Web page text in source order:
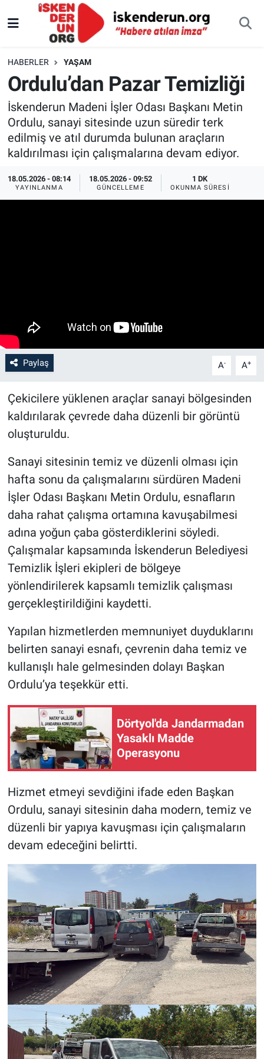
HABERLER YAŞAM
Ordulu’dan Pazar Temizliği
İskenderun Madeni İşler Odası Başkanı Metin
Ordulu, sanayi sitesinde uzun süredir terk
edilmiş ve atıl durumda bulunan araçların
kaldırılması için çalışmalarına devam ediyor.
18.05.2026 - 08:14
YAYINLANMA
18.05.2026 - 09:52
GÜNCELLEME
1 DK
OKUNMA SÜRESI
Paylaş A- A+
Çekicilere yüklenen araçlar sanayi bölgesinden
kaldırılarak çevrede daha düzenli bir görüntü
oluşturuldu.
Sanayi sitesinin temiz ve düzenli olması için
hafta sonu da çalışmalarını sürdüren Madeni
İşler Odası Başkanı Metin Ordulu, esnafların
daha rahat çalışma ortamına kavuşabilmesi
adına yoğun çaba gösterdiklerini söyledi.
Çalışmalar kapsamında İskenderun Belediyesi
Temizlik İşleri ekipleri de bölgeye
yönlendirilerek kapsamlı temizlik çalışması
gerçekleştirildiğini kaydetti.
Yapılan hizmetlerden memnuniyet duyduklarını
belirten sanayi esnafı, çevrenin daha temiz ve
kullanışlı hale gelmesinden dolayı Başkan
Ordulu’ya teşekkür etti.
Dörtyol'da Jandarmadan
Yasaklı Madde
Operasyonu
Hizmet etmeyi sevdiğini ifade eden Başkan
Ordulu, sanayi sitesinin daha modern, temiz ve
düzenli bir yapıya kavuşması için çalışmaların
devam edeceğini belirtti.